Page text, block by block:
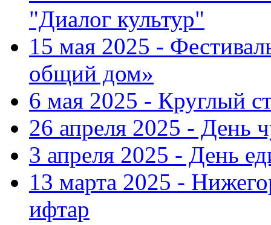
"Диалог культур"
15 мая 2025 -
общий дом»
6 мая 2025 - Круглый
26 апреля 2025 - День
3 апреля 2025 - День
13 марта 2025 -
ифтар